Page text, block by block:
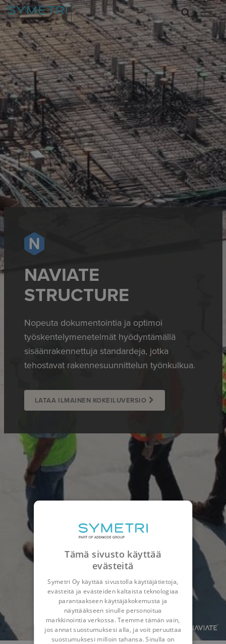
NAVIATE
STRUCTURE
Nopeuta dokumentointia ja optimoi
työskentelymenetelmät hyödyntämällä
sisäänrakennettuja standardeja, jotka
tehostavat rakennesuunnittelun työnkulkua.
LATAA ILMAINEN KOKEILUVERSIO
Tämä sivusto käyttää
evästeitä
Symetri Oy käyttää sivustolla käyttäjätietoja,
evästeitä ja evästeiden kaltaista teknologiaa
parantaakseen käyttäjäkokemusta ja
näyttääkseen sinulle personoitua
markkinointia verkossa. Teemme tämän vain,
jos annat suostumuksesi alla, ja voit peruuttaa
suostumuksesi milloin tahansa. Sinulla on